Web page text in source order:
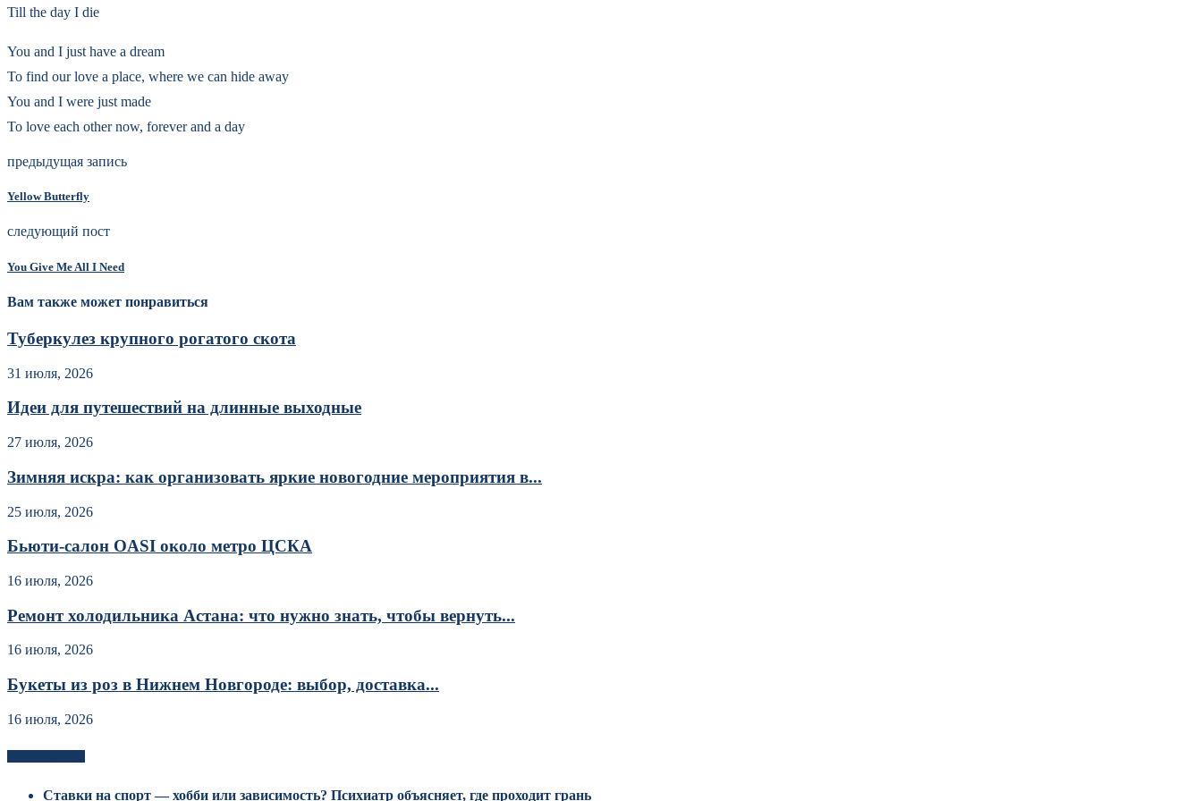
Till the day I die
You and I just have a dream
To find our love a place, where we can hide away
You and I were just made
To love each other now, forever and a day
предыдущая запись
Yellow Butterfly
следующий пост
You Give Me All I Need
Вам также может понравиться
Туберкулез крупного рогатого скота
31 июля, 2026
Идеи для путешествий на длинные выходные
27 июля, 2026
Зимняя искра: как организовать яркие новогодние мероприятия в...
25 июля, 2026
Бьюти-салон OASI около метро ЦСКА
16 июля, 2026
Ремонт холодильника Астана: что нужно знать, чтобы вернуть...
16 июля, 2026
Букеты из роз в Нижнем Новгороде: выбор, доставка...
16 июля, 2026
Ставки на спорт — хобби или зависимость? Психиатр объясняет, где проходит грань